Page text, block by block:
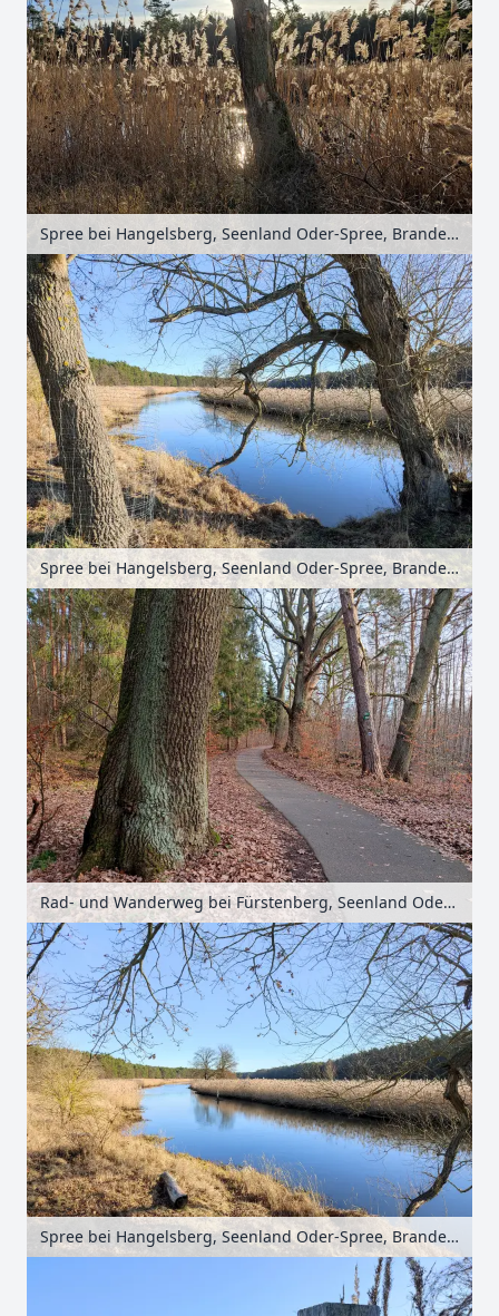
Spree bei Hangelsberg, Seenland Oder-Spree, Brandenburg, Deutschland
Spree bei Hangelsberg, Seenland Oder-Spree, Brandenburg, Deutschland
Rad- und Wanderweg bei Fürstenberg, Seenland Oder-Spree, Brandenburg, Deutschland
Spree bei Hangelsberg, Seenland Oder-Spree, Brandenburg, Deutschland